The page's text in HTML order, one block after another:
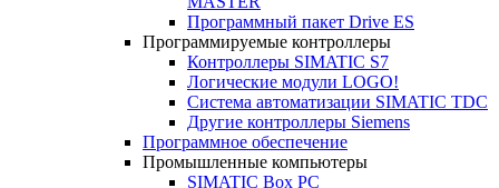
Программный пакет Drive ES
Программируемые контроллеры
Контроллеры SIMATIC S7
Логические модули LOGO!
Система автоматизации SIMATIC TDC
Другие контроллеры Siemens
Программное обеспечение
Промышленные компьютеры
SIMATIC Box PC